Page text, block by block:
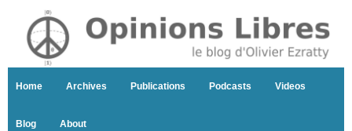
Home Archives Publications Podcasts Videos
Blog About